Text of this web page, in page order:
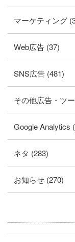
マーケティング
Web広告 (37)
SNS広告 (481)
その他広告・ツ
Google Analytics
ネタ (283)
お知らせ (270)